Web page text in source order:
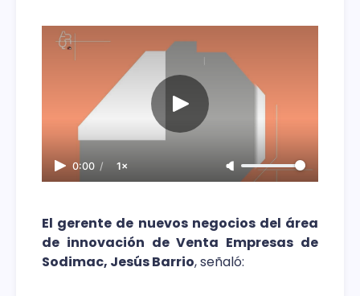
0:00 / 1×
El gerente de nuevos negocios del área
de innovación de Venta Empresas de
Sodimac, Jesús Barrio, señaló: